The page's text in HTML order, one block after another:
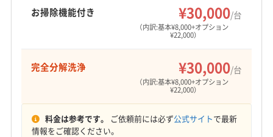
日野郡江府町
日野郡日南町
八頭郡若桜町
(兵庫県) 赤穂郡上郡町
(岡山県) 英田郡西粟倉村
(岡山県) 岡山市南区
(岡山県) 笠岡市
(岡山県) 玉野市
(岡山県) 高梁市
(岡山県) 勝田郡勝央町
定休日
非公開
お掃除機能付き ¥30,000/台
（内訳:基本¥8,000+オプション
¥22,000）
完全分解洗浄 ¥30,000/台
（内訳:基本¥8,000+オプション
¥22,000）
料金は参考です。 ご依頼前には必ず公式サイトで最新
情報をご確認ください。